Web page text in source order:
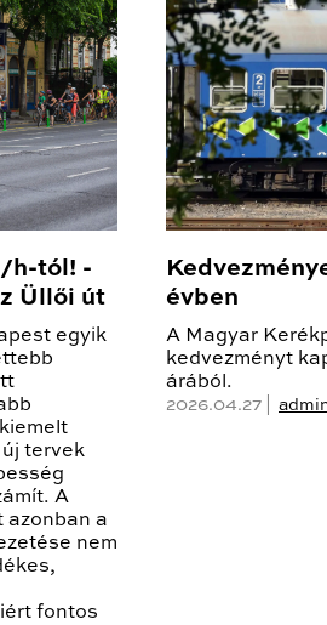
h-tól! -
Üllői út
egyik
tervek
A
azonban a
nem
fontos
évben
A Magyar
kedvezményt
árából.
2026.04.27 |